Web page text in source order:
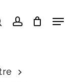
searchaccount